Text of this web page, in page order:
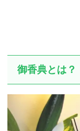
御香典とは？